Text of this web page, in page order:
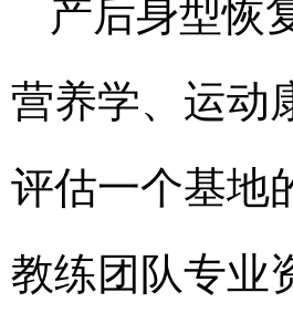
产后身型恢
营养学、运动
评估一个基地
教练团队专业